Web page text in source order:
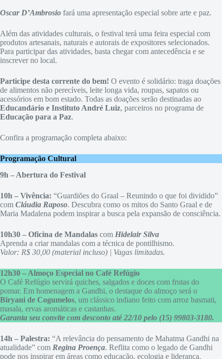
Oscar D’Ambrosio fará uma apresentação especial sobre arte e paz.
Além das atividades culturais, o festival terá uma feira especial com
produtos artesanais, naturais e autorais de expositores selecionados.
Para participar das atividades, basta chegar com antecedência e se
inscrever no local.
Participe desta corrente do bem! O evento é solidário: traga doações
de alimentos não perecíveis, leite longa vida, roupas, sapatos ou
acessórios em bom estado. Todas as doações serão destinadas ao
Educandário e Instituto André Luiz, parceiros no programa de
Educação para a Paz.
Confira a programação completa abaixo:
Programação Cultural
9h – Abertura do Festival
10h – Vivência: “Guardiões do Graal – Reunindo o que foi dividido”
com Cláudia Raposo. Descubra como os mitos do Santo Graal e de
Maria Madalena podem inspirar a busca pela expansão de consciência.
10h30 – Oficina de Mandalas com Hidelair Silva
Aprenda a criar mandalas com a técnica de pontilhismo.
Valor: R$ 30,00 (material incluso) | Vagas limitadas.
12h30 – Almoço Especial no Café Refúgio
O Café Refúgio servirá quiches, salgados e doces com frutas do
pomar. Em homenagem a Gandhi, o destaque do almoço será o
Biryani de Cogumelos, um clássico indiano feito com arroz basmati,
masala, ervas aromáticas e castanhas.
Garanta seu convite com desconto até 22/10 pelo (15) 99803-3180.
14h – Palestra: “A relevância do pensamento de Mahatma Gandhi na
atualidade” com Regina Proença. Reflita como o legado de Gandhi
pode nos inspirar em áreas como educação, ecologia e liderança.